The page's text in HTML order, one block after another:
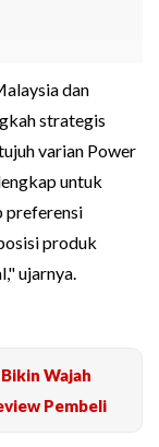
dan
strategis
varian Power
untuk
preferensi
produk
ujarnya.
Wajah
Pembeli